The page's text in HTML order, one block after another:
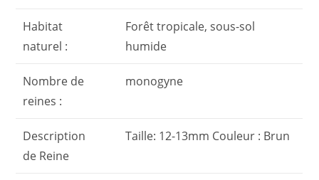
Habitat
naturel :
Forêt tropicale, sous-sol
humide
Nombre de
reines :
monogyne
Description
de Reine
Taille: 12-13mm Couleur : Brun